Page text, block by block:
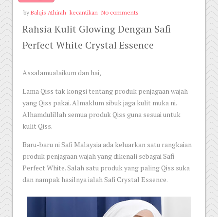
by Balqis Athirah kecantikan No comments
Rahsia Kulit Glowing Dengan Safi
Perfect White Crystal Essence
Assalamualaikum dan hai,
Lama Qiss tak kongsi tentang produk penjagaan wajah
yang Qiss pakai. Almaklum sibuk jaga kulit muka ni.
Alhamdulillah semua produk Qiss guna sesuai untuk
kulit Qiss.
Baru-baru ni Safi Malaysia ada keluarkan satu rangkaian
produk penjagaan wajah yang dikenali sebagai Safi
Perfect White. Salah satu produk yang paling Qiss suka
dan nampak hasilnya ialah Safi Crystal Essence.